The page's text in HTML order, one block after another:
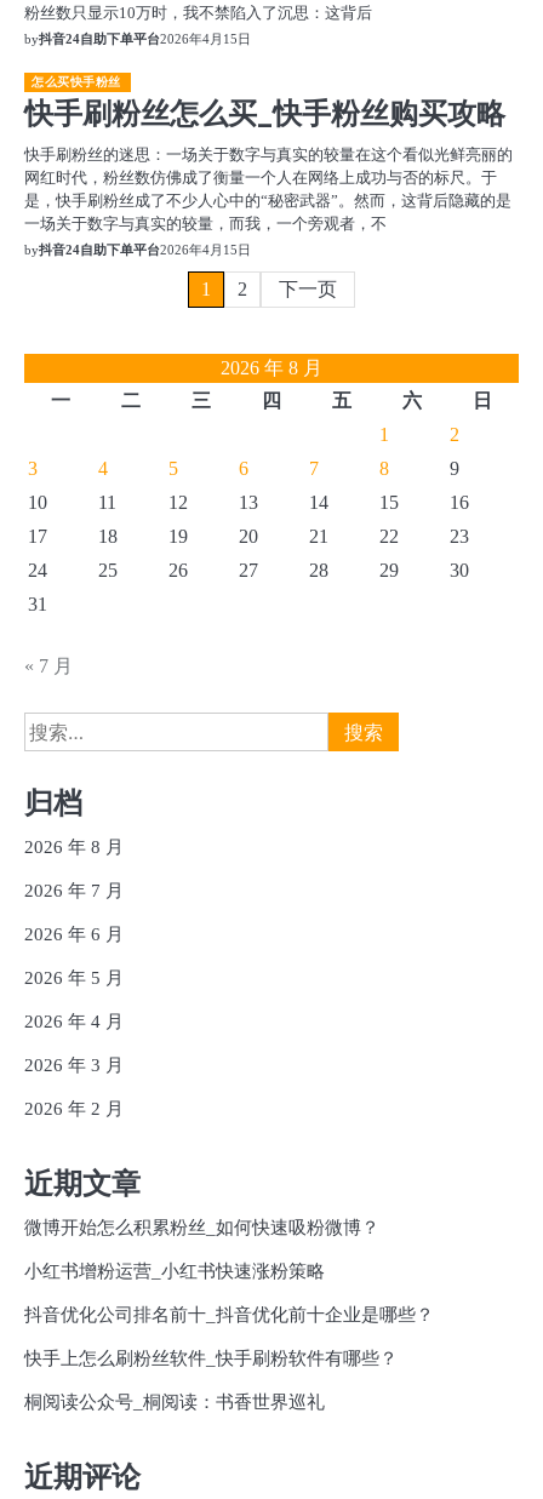
粉丝数只显示10万时，我不禁陷入了沉思：这背后
by抖音24自助下单平台2026年4月15日
怎么买快手粉丝
快手刷粉丝怎么买_快手粉丝购买攻略
快手刷粉丝的迷思：一场关于数字与真实的较量在这个看似光鲜亮丽的
网红时代，粉丝数仿佛成了衡量一个人在网络上成功与否的标尺。于
是，快手刷粉丝成了不少人心中的“秘密武器”。然而，这背后隐藏的是
一场关于数字与真实的较量，而我，一个旁观者，不
by抖音24自助下单平台2026年4月15日
分
1 2 下一页
2026 年 8 月
一
二 三 四 五 六
日
1
2
3
4 5 6 7 8
9
10
11 12 13 14 15
16
17
18 19 20 21 22
23
24
25 26 27 28 29
30
31
« 7 月
搜
索：
归档
2026 年 8 月
2026 年 7 月
2026 年 6 月
2026 年 5 月
2026 年 4 月
2026 年 3 月
2026 年 2 月
近期文章
微博开始怎么积累粉丝_如何快速吸粉微博？
小红书增粉运营_小红书快速涨粉策略
抖音优化公司排名前十_抖音优化前十企业是哪些？
快手上怎么刷粉丝软件_快手刷粉软件有哪些？
桐阅读公众号_桐阅读：书香世界巡礼
近期评论